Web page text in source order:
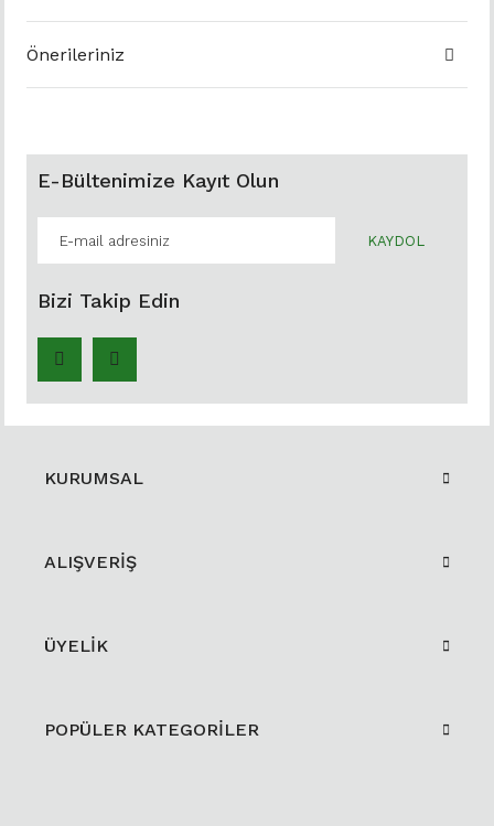
Önerileriniz
E-Bültenimize Kayıt Olun
KAYDOL
Bizi Takip Edin
KURUMSAL
ALIŞVERİŞ
ÜYELİK
POPÜLER KATEGORİLER